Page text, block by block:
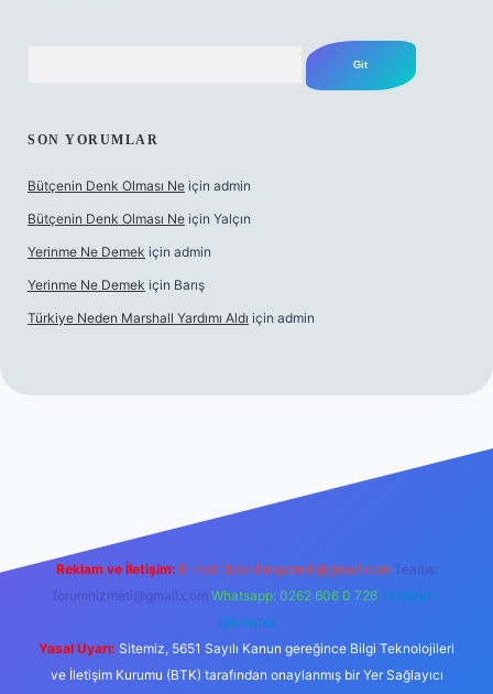
SON YORUMLAR
Bütçenin Denk Olması Ne için admin
Bütçenin Denk Olması Ne için Yalçın
Yerinme Ne Demek için admin
Yerinme Ne Demek için Barış
Türkiye Neden Marshall Yardımı Aldı için admin
hiltonbet yeni giriş
Reklam ve İletişim: E-mail: backlinkpaneli@gmail.com Teams:
forumhizmeti@gmail.com Whatsapp: 0262 606 0 726 Telegram:
@karabul
Yasal Uyarı: Sitemiz, 5651 Sayılı Kanun gereğince Bilgi Teknolojileri
ve İletişim Kurumu (BTK) tarafından onaylanmış bir Yer Sağlayıcı